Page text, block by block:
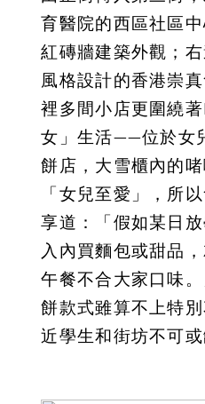
育醫院的西區社區
紅磚牆建築外觀；
風格設計的香港崇
裡多間小店更圍繞
女」生活——位於女
餅店，大雪櫃內的
「女兒至愛」，所
享道：「假如某日
入內買麵包或甜品
午餐不合大家口味
餅款式雖算不上特
近學生和街坊不可或